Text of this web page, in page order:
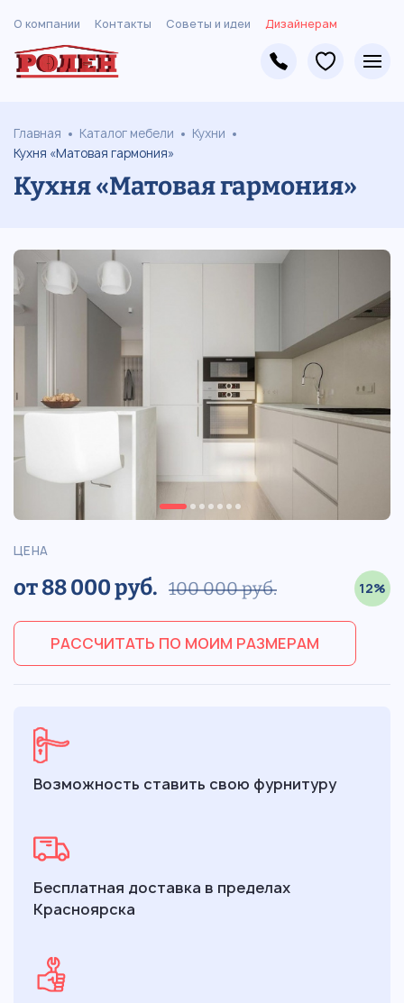
О компании Контакты Советы и идеи Дизайнерам
Главная Каталог мебели
Кухни
Кухня «Матовая гармония»
Кухня «Матовая гармония»
ЦЕНА
от 88 000 руб. 100 000 руб. 12%
РАССЧИТАТЬ ПО МОИМ РАЗМЕРАМ
Возможность ставить свою фурнитуру
Бесплатная доставка в пределах
Красноярска